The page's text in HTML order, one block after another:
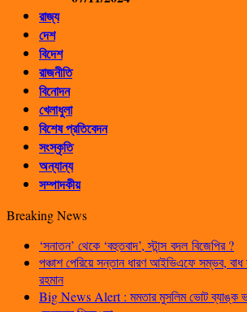
রাজ্য
দেশ
বিদেশ
রাজনীতি
বিনোদন
খেলাধুলা
বিশেষ প্রতিবেদন
সংস্কৃতি
অন্যান্য
সম্পাদকীয়
Breaking News
‘সনাতন’ থেকে ‘বহুতবাদ’, স্টান্স বদল বিজেপির ?
পঞ্চাশ পেরিয়ে সন্তান ধারণ আইভিএফে সম্ভব,
রহমান
Big News Alert : মমতার মুসলিম ভোট ব্যাঙ্ক